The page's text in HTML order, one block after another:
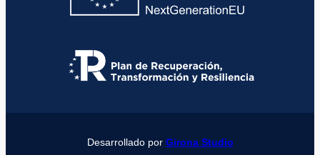
Desarrollado por Girona Studio